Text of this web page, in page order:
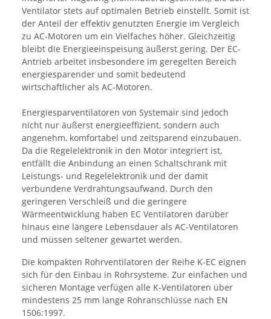
Ventilator stets auf optimalen Betrieb einstellt. Somit ist
der Anteil der effektiv genutzten Energie im Vergleich
zu AC-Motoren um ein Vielfaches höher. Gleichzeitig
bleibt die Energieeinspeisung äußerst gering. Der EC-
Antrieb arbeitet insbesondere im geregelten Bereich
energiesparender und somit bedeutend
wirtschaftlicher als AC-Motoren.
Energiesparventilatoren von Systemair sind jedoch
nicht nur äußerst energieeffizient, sondern auch
angenehm, komfortabel und zeitsparend einzubauen.
Da die Regelelektronik in den Motor integriert ist,
entfällt die Anbindung an einen Schaltschrank mit
Leistungs- und Regelelektronik und der damit
verbundene Verdrahtungsaufwand. Durch den
geringeren Verschleiß und die geringere
Wärmeentwicklung haben EC Ventilatoren darüber
hinaus eine längere Lebensdauer als AC-Ventilatoren
und müssen seltener gewartet werden.
Die kompakten Rohrventilatoren der Reihe K-EC eignen
sich für den Einbau in Rohrsysteme. Zur einfachen und
sicheren Montage verfügen alle K-Ventilatoren über
mindestens 25 mm lange Rohranschlüsse nach EN
1506:1997.